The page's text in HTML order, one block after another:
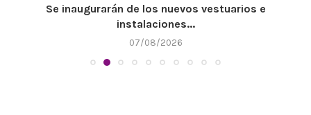
Se inaugurarán de los nuevos vestuarios e
instalaciones...
07/08/2026